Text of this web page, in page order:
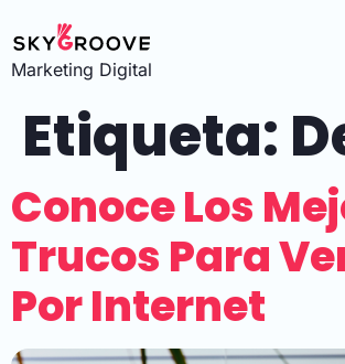
Marketing Digital
Etiqueta:
Conoce Los
Trucos Para
Por Internet